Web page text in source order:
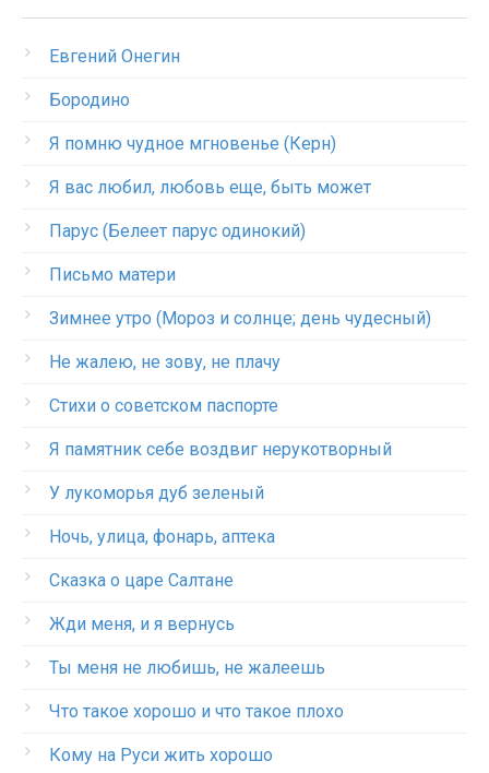
Евгений Онегин
Бородино
Я помню чудное мгновенье (Керн)
Я вас любил, любовь еще, быть может
Парус (Белеет парус одинокий)
Письмо матери
Зимнее утро (Мороз и солнце; день чудесный)
Не жалею, не зову, не плачу
Стихи о советском паспорте
Я памятник себе воздвиг нерукотворный
У лукоморья дуб зеленый
Ночь, улица, фонарь, аптека
Сказка о царе Салтане
Жди меня, и я вернусь
Ты меня не любишь, не жалеешь
Что такое хорошо и что такое плохо
Кому на Руси жить хорошо